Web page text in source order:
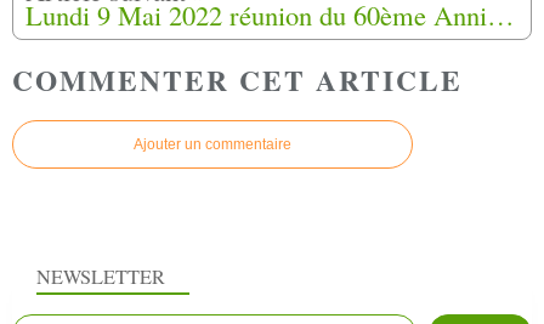
Lundi 9 Mai 2022 réunion du 60ème Anniversaire de la fin de la guerre d'Algérie à Collobrières (83)
COMMENTER CET ARTICLE
Ajouter un commentaire
NEWSLETTER